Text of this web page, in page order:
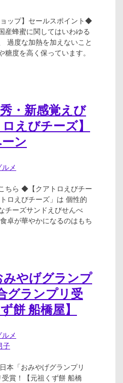
ップ】セールスポイント◆
産蜂蜜に関してはいわゆる
過度な加熱を加えないこと
糖度を高く保っています。
・新感覚えび
えびチーズ】
ン
メ
ちら ◆【クアトロえびチー
ロえびチーズ」は 個性的
チーズサンドえびせんべ
卓が華やかになるのはもち
みやげグランプ
グランプリ受
餅 船橋屋】
メ
子
本「おみやげグランプリ
賞！【元祖くず餅 船橋